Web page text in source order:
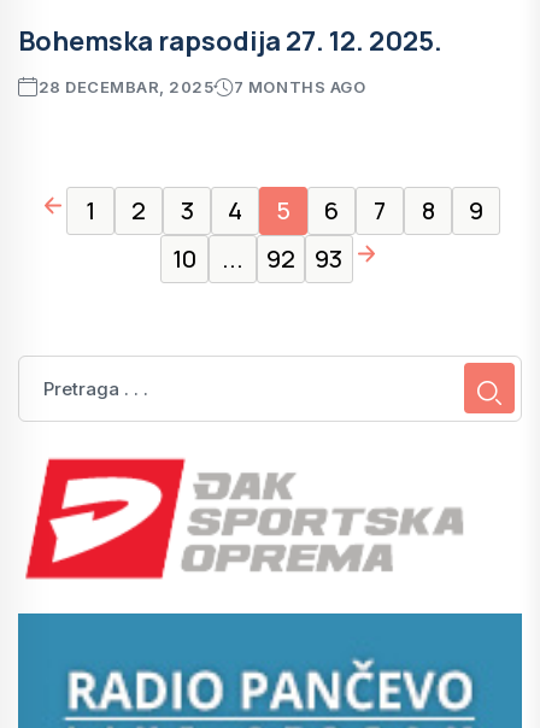
Bohemska rapsodija 27. 12. 2025.
28 DECEMBAR, 2025 7 MONTHS AGO
page left arrow
1 2 3 4 5 6 7 8
9
10
... 92 93